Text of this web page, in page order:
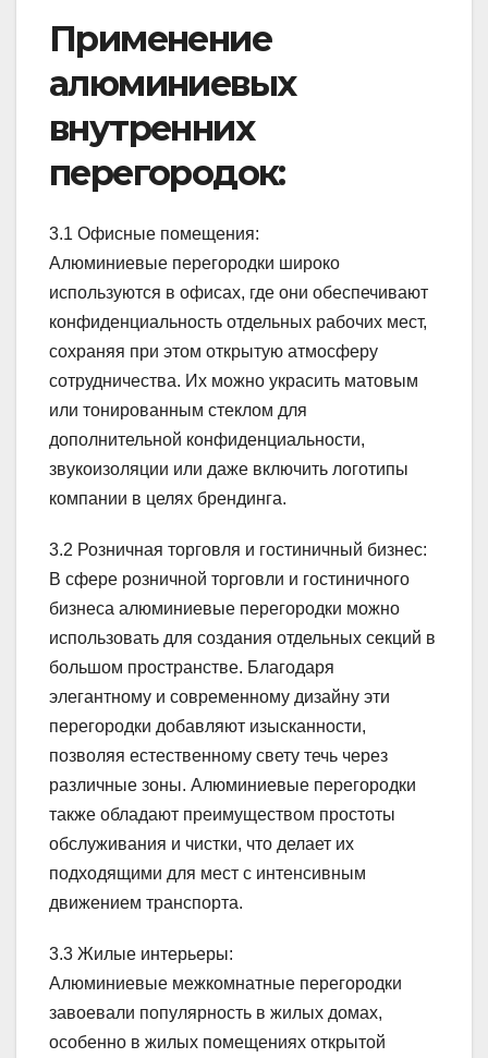
Применение
алюминиевых
внутренних
перегородок:
3.1 Офисные помещения:
Алюминиевые перегородки широко
используются в офисах, где они обеспечивают
конфиденциальность отдельных рабочих мест,
сохраняя при этом открытую атмосферу
сотрудничества. Их можно украсить матовым
или тонированным стеклом для
дополнительной конфиденциальности,
звукоизоляции или даже включить логотипы
компании в целях брендинга.
3.2 Розничная торговля и гостиничный бизнес:
В сфере розничной торговли и гостиничного
бизнеса алюминиевые перегородки можно
использовать для создания отдельных секций в
большом пространстве. Благодаря
элегантному и современному дизайну эти
перегородки добавляют изысканности,
позволяя естественному свету течь через
различные зоны. Алюминиевые перегородки
также обладают преимуществом простоты
обслуживания и чистки, что делает их
подходящими для мест с интенсивным
движением транспорта.
3.3 Жилые интерьеры:
Алюминиевые межкомнатные перегородки
завоевали популярность в жилых домах,
особенно в жилых помещениях открытой